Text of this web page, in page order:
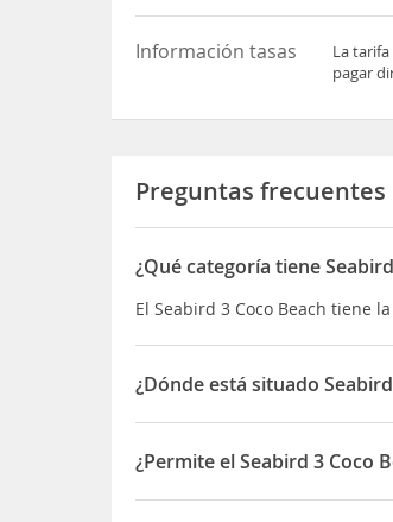
Información tasas
La
pagar
Preguntas frecuentes
¿Qué categoría tiene
El Seabird 3 Coco Beach tiene
¿Dónde está situado
El Seabird 3 Coco Beach está
¿Permite el Seabird 3 Coco
Sí, el Seabird 3 Coco Beach